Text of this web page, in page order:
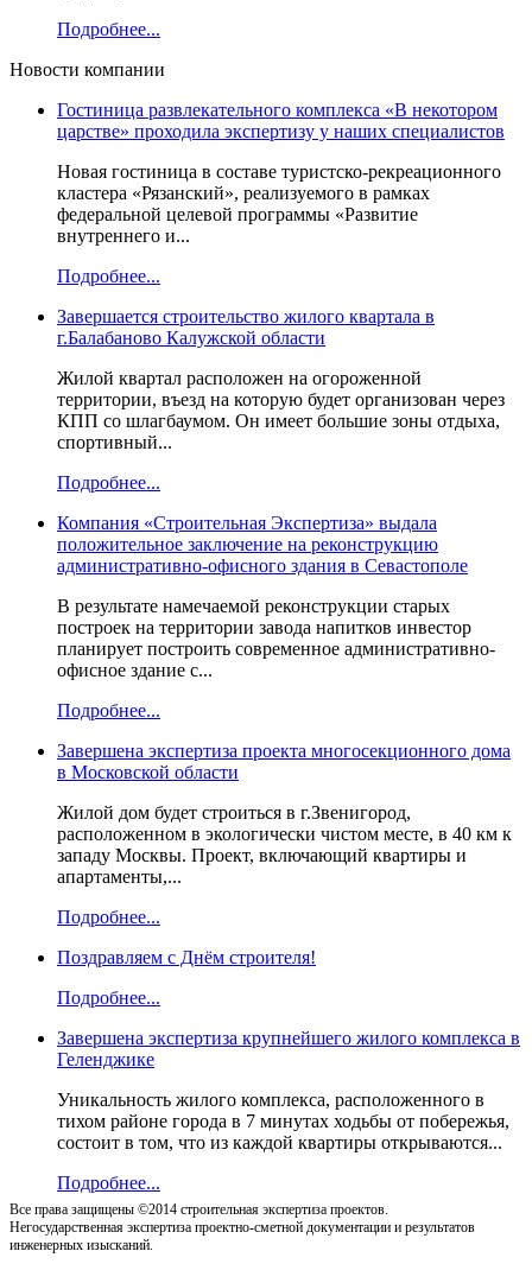
Подробнее...
Новости компании
Гостиница развлекательного комплекса «В некотором
царстве» проходила экспертизу у наших специалистов
Новая гостиница в составе туристско-рекреационного
кластера «Рязанский», реализуемого в рамках
федеральной целевой программы «Развитие
внутреннего и...
Подробнее...
Завершается строительство жилого квартала в
г.Балабаново Калужской области
Жилой квартал расположен на огороженной
территории, въезд на которую будет организован через
КПП со шлагбаумом. Он имеет большие зоны отдыха,
спортивный...
Подробнее...
Компания «Строительная Экспертиза» выдала
положительное заключение на реконструкцию
административно-офисного здания в Севастополе
В результате намечаемой реконструкции старых
построек на территории завода напитков инвестор
планирует построить современное административно-
офисное здание с...
Подробнее...
Завершена экспертиза проекта многосекционного дома
в Московской области
Жилой дом будет строиться в г.Звенигород,
расположенном в экологически чистом месте, в 40 км к
западу Москвы. Проект, включающий квартиры и
апартаменты,...
Подробнее...
Поздравляем с Днём строителя!
Подробнее...
Завершена экспертиза крупнейшего жилого комплекса в
Геленджике
Уникальность жилого комплекса, расположенного в
тихом районе города в 7 минутах ходьбы от побережья,
состоит в том, что из каждой квартиры открываются...
Подробнее...
Все права защищены ©2014 строительная экспертиза проектов.
Негосударственная экспертиза проектно-сметной документации и результатов
инженерных изысканий.